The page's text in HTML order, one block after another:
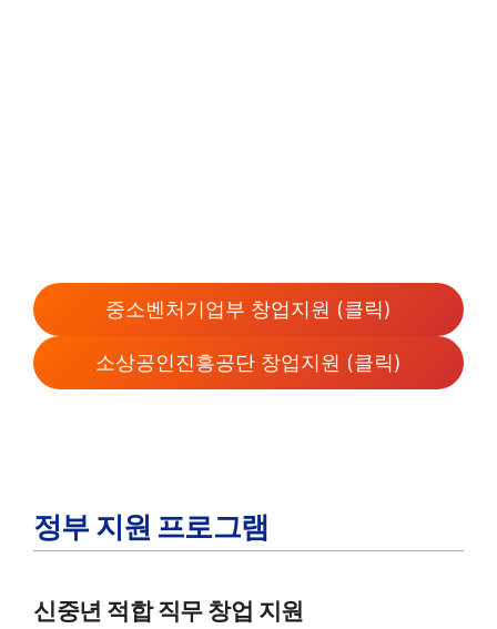
중소벤처기업부 창업지원 (클릭)
소상공인진흥공단 창업지원 (클릭)
정부 지원 프로그램
신중년 적합 직무 창업 지원